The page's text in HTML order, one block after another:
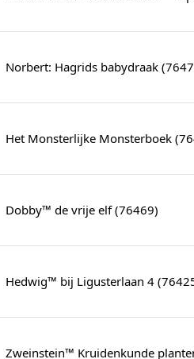
Norbert: Hagrids babydraak
Het Monsterlijke Monsterboek
Dobby™ de vrije elf (76469)
Hedwig™ bij Ligusterlaan 4
Zweinstein™ Kruidenkunde